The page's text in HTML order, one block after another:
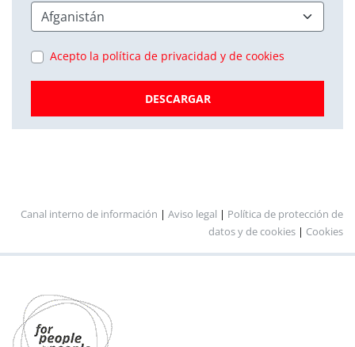
Acepto la política de privacidad y de cookies
DESCARGAR
Canal interno de información | Aviso legal | Política de protección de
datos y de cookies | Cookies